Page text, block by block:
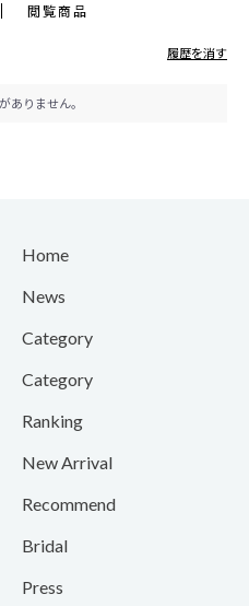
閲覧商品
履歴を消す
ありません。
Home
News
Category
Category
Ranking
New Arrival
Recommend
Bridal
Press